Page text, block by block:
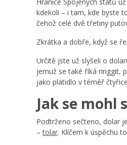
kdekoli –⁠ i tam, kde byste
čehož celé dvě třetiny
Zkrátka a dobře, když se
Určitě jste už slyšeli o
jemuž se také říká ringgit,
jako platidlo v téměř
Jak se mohl
Podtrženo sečteno, dolar
–tolar. Klíčem k úspěchu